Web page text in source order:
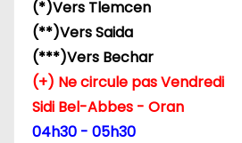
(*)Vers Tlemcen
(**)Vers Saida
(***)Vers Bechar
(+) Ne circule pas Vendredi
Sidi Bel-Abbes - Oran
04h30 - 05h30